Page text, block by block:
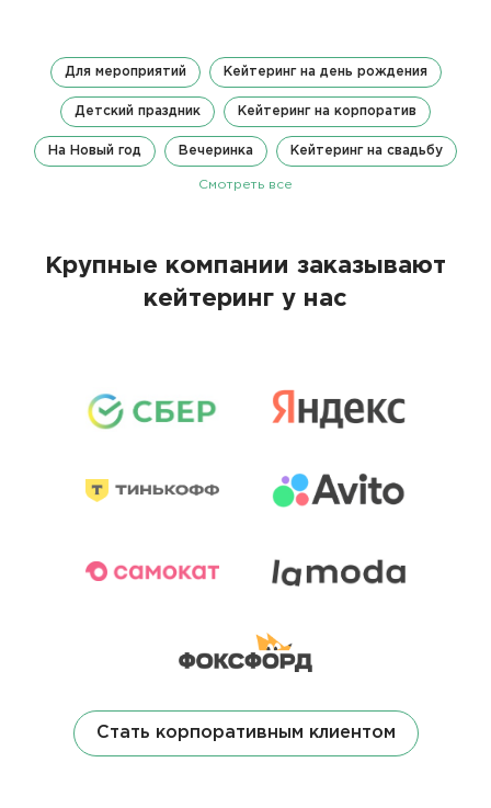
Для мероприятий Кейтеринг на день рождения
Детский праздник Кейтеринг на корпоратив
На Новый год Вечеринка Кейтеринг на свадьбу
Смотреть все
Крупные компании заказывают
кейтеринг у нас
Стать корпоративным клиентом